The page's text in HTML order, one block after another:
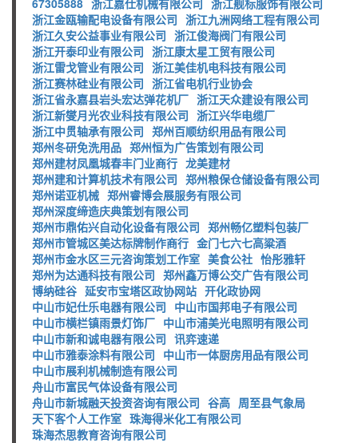
67305888 浙江嘉仕机械有限公司 浙江舰标服饰有限公司
浙江金瓯输配电设备有限公司 浙江九洲网络工程有限公司
浙江久安公益事业有限公司 浙江俊海阀门有限公司
浙江开泰印业有限公司 浙江康太星工贸有限公司
浙江雷戈管业有限公司 浙江美佳机电科技有限公司
浙江赛林硅业有限公司 浙江省电机行业协会
浙江省永嘉县岩头宏达弹花机厂 浙江天众建设有限公司
浙江新燮月光农业科技有限公司 浙江兴华电缆厂
浙江中贯轴承有限公司 郑州百顺纺织用品有限公司
郑州冬研免洗用品 郑州恒为广告策划有限公司
郑州建材凤凰城春丰门业商行 龙美建材
郑州建和计算机技术有限公司 郑州粮保仓储设备有限公司
郑州诺亚机械 郑州睿博会展服务有限公司
郑州深度缔造庆典策划有限公司
郑州市鼎佑兴自动化设备有限公司 郑州畅亿塑料包装厂
郑州市管城区美达标牌制作商行 金门七六七高粱酒
郑州市金水区三元咨询策划工作室 美食公社 怡彤雅轩
郑州为达通科技有限公司 郑州鑫万博公交广告有限公司
博纳硅谷 延安市宝塔区政协网站 开化政协网
中山市妃仕乐电器有限公司 中山市国邦电子有限公司
中山市横栏镇雨景灯饰厂 中山市浦美光电照明有限公司
中山市新和诚电器有限公司 讯弈速递
中山市雅泰涂料有限公司 中山市一体厨房用品有限公司
中山市展利机械制造有限公司
舟山市富民气体设备有限公司
舟山市新城融天投资咨询有限公司 谷高 周至县气象局
天下客个人工作室 珠海得米化工有限公司
珠海杰思教育咨询有限公司